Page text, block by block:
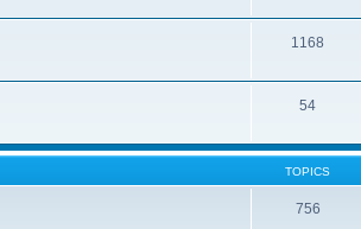
1168
54
TOPICS
756